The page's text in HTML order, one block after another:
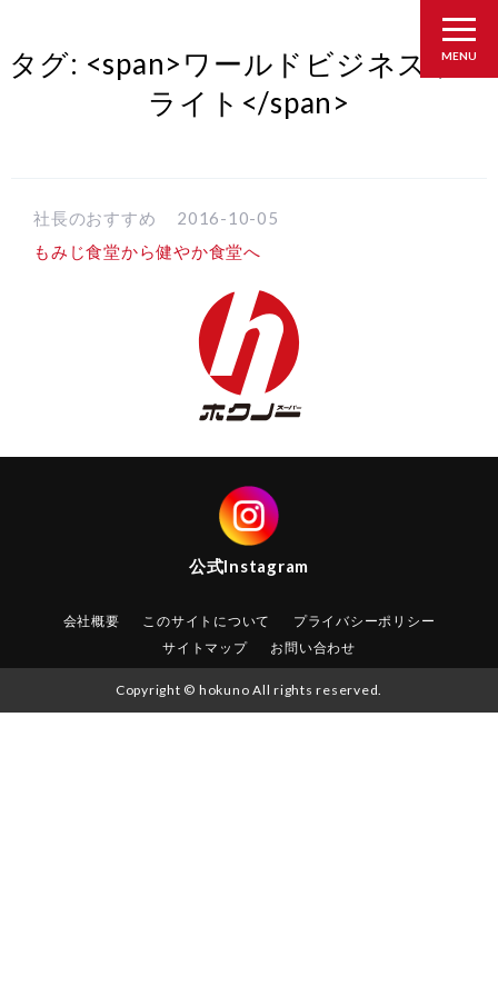
MENU
タグ: <span>ワールドビジネスサテ
ライト</span>
社長のおすすめ
2016-10-05
もみじ食堂から健やか食堂へ
公式Instagram
会社概要 このサイトについて
プライバシーポリシー
サイトマップ
お問い合わせ
Copyright © hokuno All rights reserved.